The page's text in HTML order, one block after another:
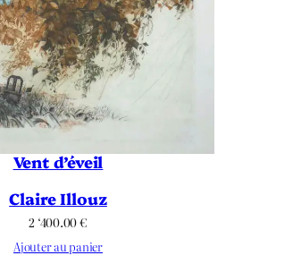
Vent d’éveil
Claire Illouz
2 ‘400.00€
Ajouter au panier